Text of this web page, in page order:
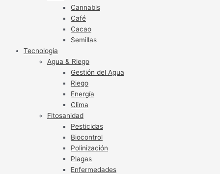
Cannabis
Café
Cacao
Semillas
Tecnología
Agua & Riego
Gestión del Agua
Riego
Energía
Clima
Fitosanidad
Pesticidas
Biocontrol
Polinización
Plagas
Enfermedades